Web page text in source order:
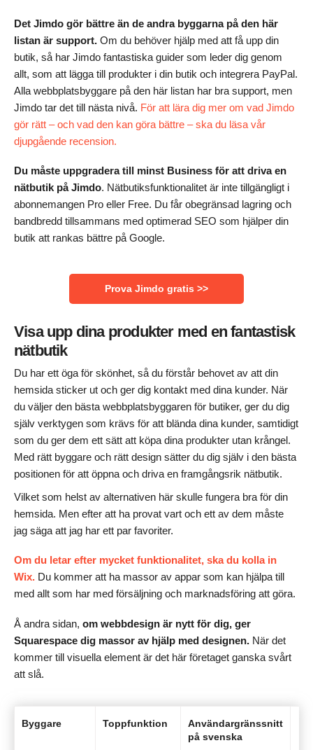
Det Jimdo gör bättre än de andra byggarna på den här
listan är support. Om du behöver hjälp med att få upp din
butik, så har Jimdo fantastiska guider som leder dig genom
allt, som att lägga till produkter i din butik och integrera PayPal.
Alla webbplatsbyggare på den här listan har bra support, men
Jimdo tar det till nästa nivå. För att lära dig mer om vad Jimdo
gör rätt – och vad den kan göra bättre – ska du läsa vår
djupgående recension.
Du måste uppgradera till minst Business för att driva en
nätbutik på Jimdo. Nätbutiksfunktionalitet är inte tillgängligt i
abonnemangen Pro eller Free. Du får obegränsad lagring och
bandbredd tillsammans med optimerad SEO som hjälper din
butik att rankas bättre på Google.
Prova Jimdo gratis >>
Visa upp dina produkter med en fantastisk
nätbutik
Du har ett öga för skönhet, så du förstår behovet av att din
hemsida sticker ut och ger dig kontakt med dina kunder. När
du väljer den bästa webbplatsbyggaren för butiker, ger du dig
själv verktygen som krävs för att blända dina kunder, samtidigt
som du ger dem ett sätt att köpa dina produkter utan krångel.
Med rätt byggare och rätt design sätter du dig själv i den bästa
positionen för att öppna och driva en framgångsrik nätbutik.
Vilket som helst av alternativen här skulle fungera bra för din
hemsida. Men efter att ha provat vart och ett av dem måste
jag säga att jag har ett par favoriter.
Om du letar efter mycket funktionalitet, ska du kolla in
Wix. Du kommer att ha massor av appar som kan hjälpa till
med allt som har med försäljning och marknadsföring att göra.
Å andra sidan, om webbdesign är nytt för dig, ger
Squarespace dig massor av hjälp med designen. När det
kommer till visuella element är det här företaget ganska svårt
att slå.
Byggare Toppfunktion
Användargränssnitt
på svenska